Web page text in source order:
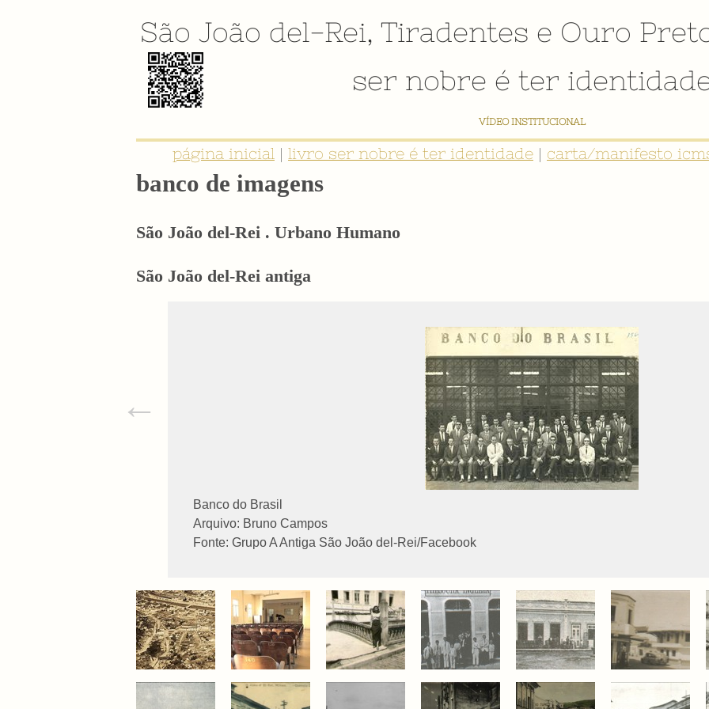
São João del-Rei, Tiradentes e Ouro
ser nobre é ter
E-BOOK: "SER NOBRE É TER IDENTIDADE: INVENTÁRIO DIGITAL PARTICIPATIVO SOBRE O PATRIMÔNIO
página inicial | livro ser nobre é ter identidade | carta/manifesto
banco de imagens
São João del-Rei . Urbano Humano
São João del-Rei antiga
Banco do Brasil
Arquivo: Bruno Campos
Fonte: Grupo A Antiga São João del-Rei/Facebook
←